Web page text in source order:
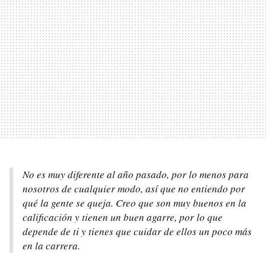
No es muy diferente al año pasado, por lo menos para
nosotros de cualquier modo, así que no entiendo por
qué la gente se queja. Creo que son muy buenos en la
calificación y tienen un buen agarre, por lo que
depende de ti y tienes que cuidar de ellos un poco más
en la carrera.